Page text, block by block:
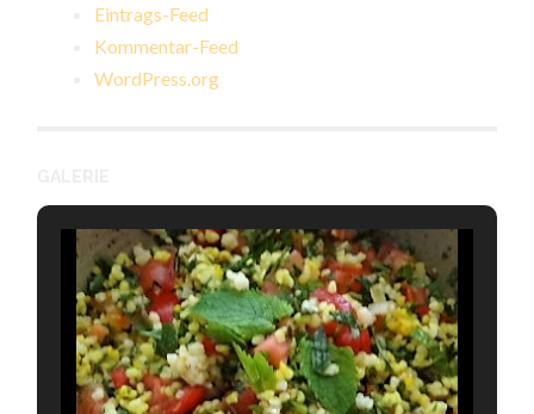
Eintrags-Feed
Kommentar-Feed
WordPress.org